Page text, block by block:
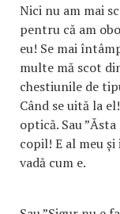
Nici nu am mai
pentru că am
eu! Se mai
multe mă scot
chestiunile de
Când se uită la
optică. Sau
copil! E al meu
vadă cum e.